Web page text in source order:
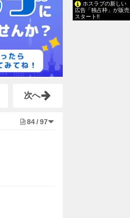
次へ
84/97
ホスラブの新しい
広告「独占枠」が販売
スタート!!